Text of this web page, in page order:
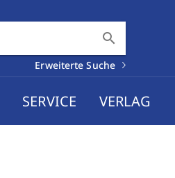
search
Erweiterte Suche
SERVICE VERLAG